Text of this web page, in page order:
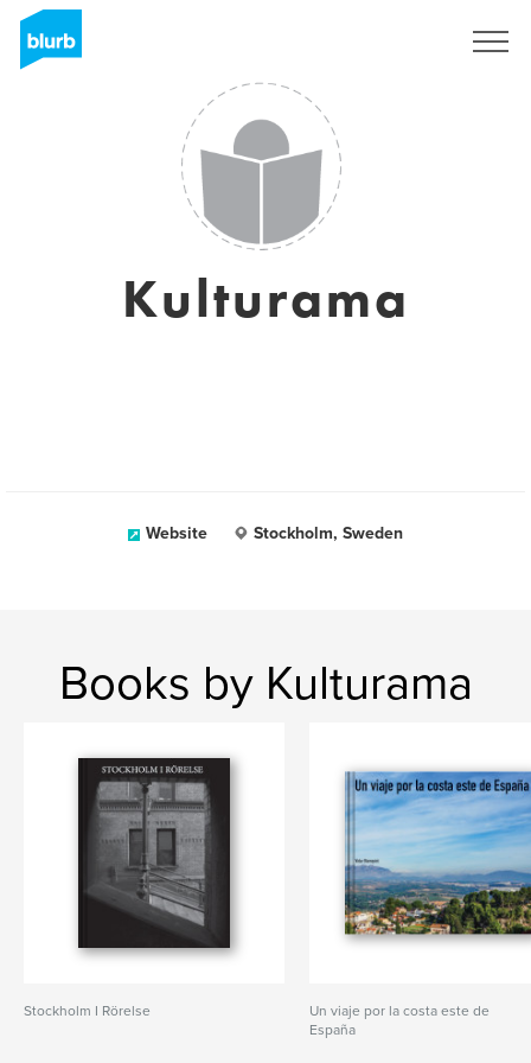
Kulturama
Website Stockholm, Sweden
Books by Kulturama
Stockholm I Rörelse
Un viaje por la costa este de
España